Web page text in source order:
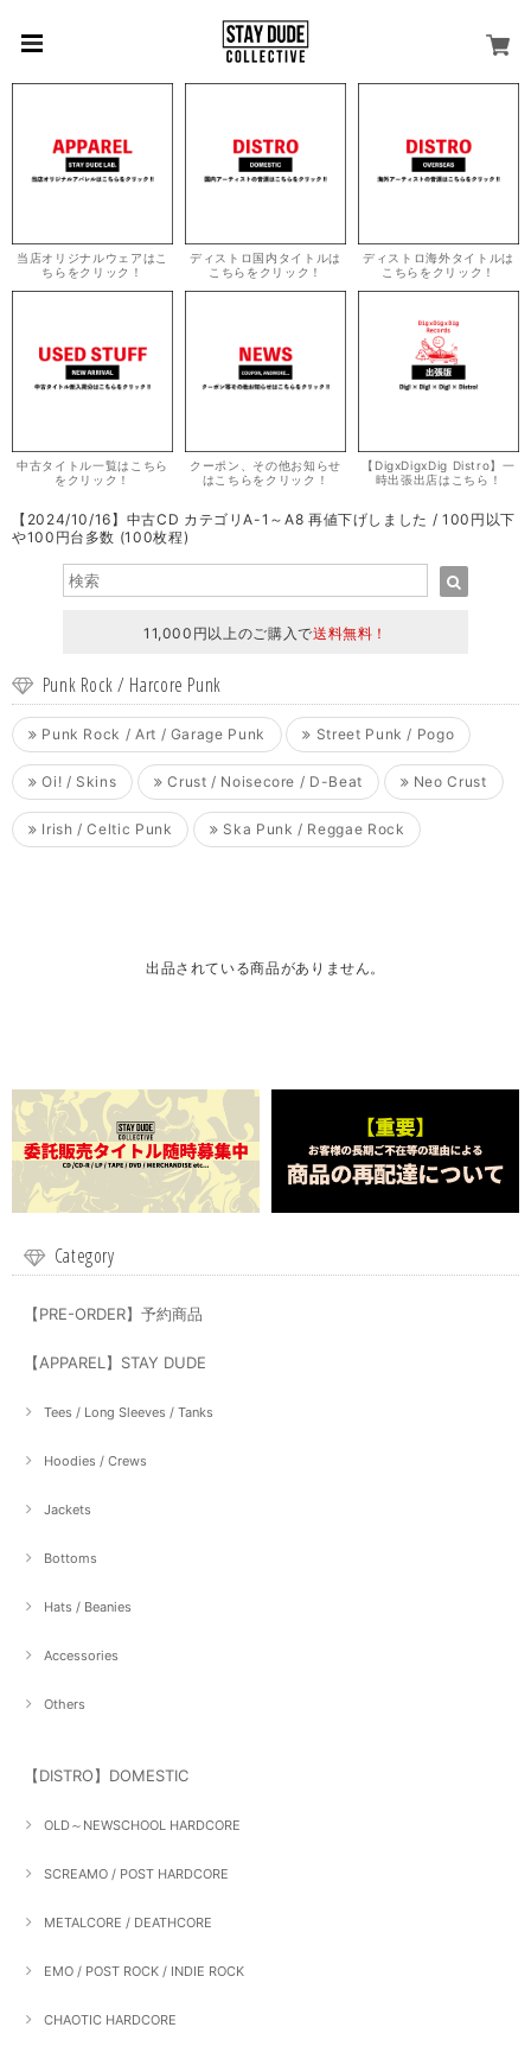
当店オリジナルウェアはこ
ちらをクリック！
ディストロ国内タイトルは
こちらをクリック！
ディストロ海外タイトルは
こちらをクリック！
中古タイトル一覧はこちら
をクリック！
クーポン、その他お知らせ
はこちらをクリック！
【DigxDigxDig Distro】一
時出張出店はこちら！
【2024/10/16】中古CD カテゴリA-1～A8 再値下げしました / 100円以下
や100円台多数 (100枚程)
11,000円以上のご購入で送料無料！
Punk Rock / Harcore Punk
Punk Rock / Art / Garage Punk Street Punk / Pogo
Oi! / Skins Crust / Noisecore / D-Beat Neo Crust
Irish / Celtic Punk Ska Punk / Reggae Rock
出品されている商品がありません。
Category
【PRE-ORDER】予約商品
【APPAREL】STAY DUDE
Tees / Long Sleeves / Tanks
Hoodies / Crews
Jackets
Bottoms
Hats / Beanies
Accessories
Others
【DISTRO】DOMESTIC
OLD～NEWSCHOOL HARDCORE
SCREAMO / POST HARDCORE
METALCORE / DEATHCORE
EMO / POST ROCK / INDIE ROCK
CHAOTIC HARDCORE